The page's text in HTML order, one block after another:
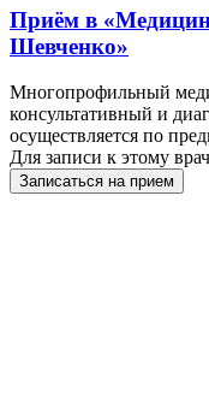
Приём в
Шевченко»
Многопрофильный
консультативный и
осуществляется по
Для записи к этому
Записаться на прием